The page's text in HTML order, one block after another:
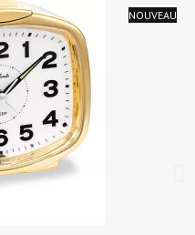
NOUVEAU